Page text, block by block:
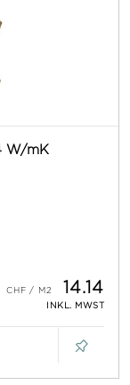
W/mK
14.14
INKL. MWST